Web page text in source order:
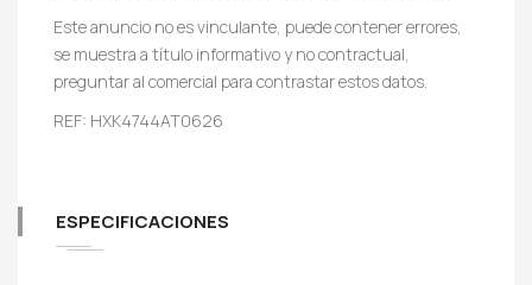
Este anuncio no es vinculante, puede contener errores,
se muestra a título informativo y no contractual,
preguntar al comercial para contrastar estos datos.
REF: HXK4744AT0626
ESPECIFICACIONES